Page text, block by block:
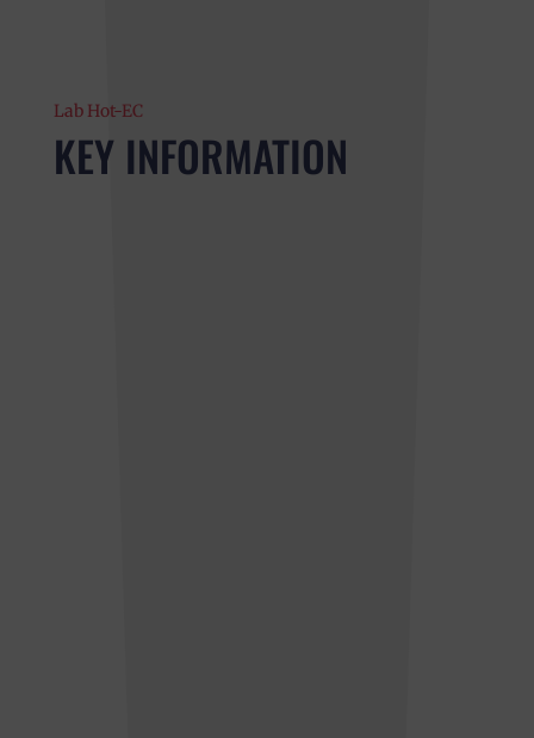
Lab Hot-EC
KEY INFORMATION